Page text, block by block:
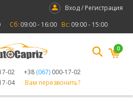
Вход / Регистрация
Сб: 09:00 - 16:00 Вс: 09:00 - 15:00
02 +38 (067) 000-17-02
04 Вам перезвонить?
0